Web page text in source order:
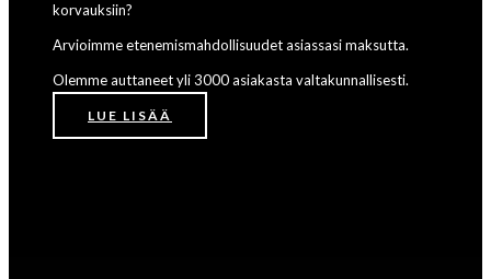
korvauksiin?
Arvioimme etenemismahdollisuudet asiassasi maksutta.
Olemme auttaneet yli 3000 asiakasta valtakunnallisesti.
LUE LISÄÄ